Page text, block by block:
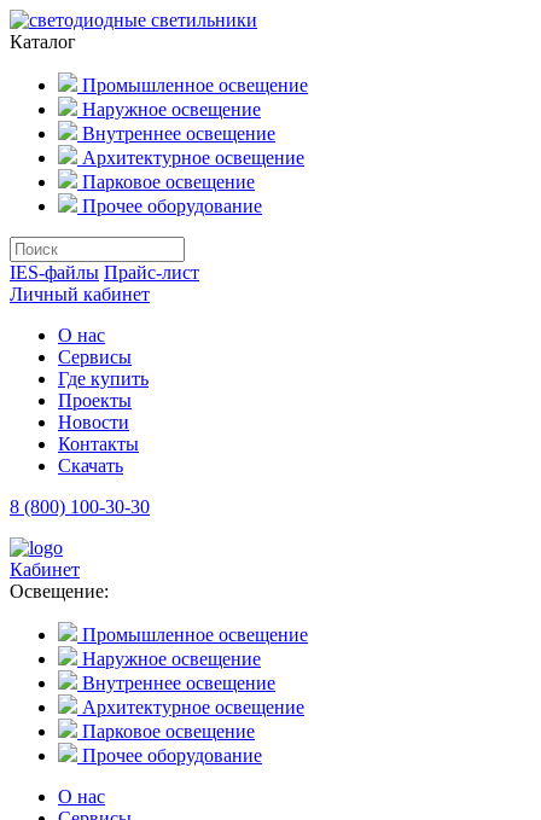
Каталог
Промышленное освещение
Наружное освещение
Внутреннее освещение
Архитектурное освещение
Парковое освещение
Прочее оборудование
IES-файлы Прайс-лист
Личный кабинет
О нас
Сервисы
Где купить
Проекты
Новости
Контакты
Скачать
8 (800) 100-30-30
Кабинет
Освещение:
Промышленное освещение
Наружное освещение
Внутреннее освещение
Архитектурное освещение
Парковое освещение
Прочее оборудование
О нас